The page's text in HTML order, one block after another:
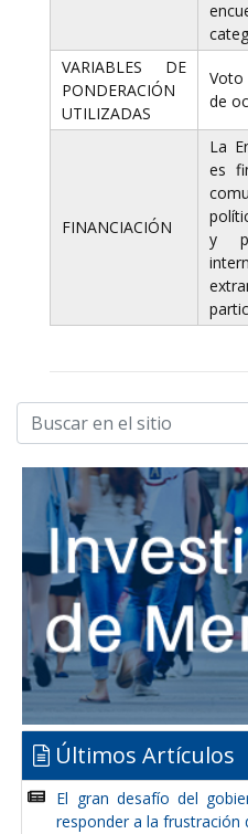
VARIABLES DE
PONDERACIÓN
UTILIZADAS
Voto
de
FINANCIACIÓN
La
es
y
Últimos Artículos
El gran desafío del
responder a la frustración